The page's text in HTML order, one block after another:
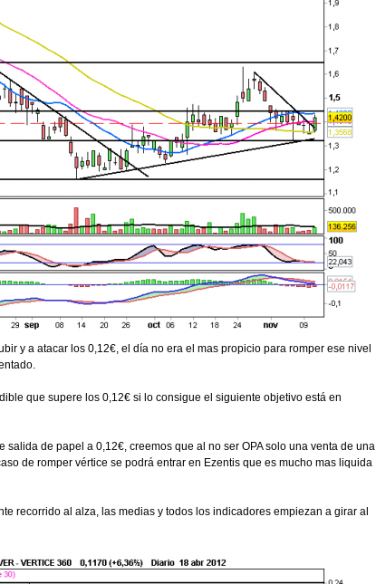
y a atacar los 0,12€, el día no era el mas propicio para romper ese nivel
que supere los 0,12€ si lo consigue el siguiente objetivo está en
salida de papel a 0,12€, creemos que al no ser OPA solo una venta de una
de romper vértice se podrá entrar en Ezentis que es mucho mas liquida
recorrido al alza, las medias y todos los indicadores empiezan a girar al